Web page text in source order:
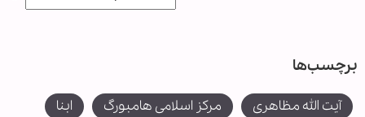
برچسب‌ها
آیت الله مظاهری مرکز اسلامی هامبورگ ابنا